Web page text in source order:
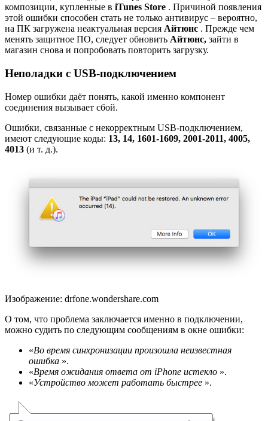
композиции, купленные в iTunes Store . Причиной появления
этой ошибки способен стать не только антивирус – вероятно,
на ПК загружена неактуальная версия Айтюнс . Прежде чем
менять защитное ПО, следует обновить Айтюнс, зайти в
магазин снова и попробовать повторить загрузку.
Неполадки с USB-подключением
Номер ошибки даёт понять, какой именно компонент
соединения вызывает сбой.
Ошибки, связанные с некорректным USB-подключением,
имеют следующие коды: 13, 14, 1601-1609, 2001-2011, 4005,
4013 (и т. д.).
Изображение: drfone.wondershare.com
О том, что проблема заключается именно в подключении,
можно судить по следующим сообщениям в окне ошибки:
«Во время синхронизации произошла неизвестная
ошибка ».
«Время ожидания ответа от iPhone истекло ».
«Устройство может работать быстрее ».